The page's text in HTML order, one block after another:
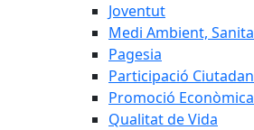
Joventut
Medi Ambient,
Pagesia
Participació
Promoció Econòmica
Qualitat de Vida